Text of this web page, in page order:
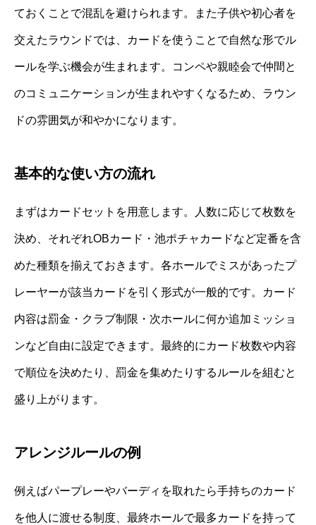
ておくことで混乱を避けられます。また子供や初心者を
交えたラウンドでは、カードを使うことで自然な形でル
ールを学ぶ機会が生まれます。コンペや親睦会で仲間と
のコミュニケーションが生まれやすくなるため、ラウン
ドの雰囲気が和やかになります。
基本的な使い方の流れ
まずはカードセットを用意します。人数に応じて枚数を
決め、それぞれOBカード・池ポチャカードなど定番を含
めた種類を揃えておきます。各ホールでミスがあったプ
レーヤーが該当カードを引く形式が一般的です。カード
内容は罰金・クラブ制限・次ホールに何か追加ミッショ
ンなど自由に設定できます。最終的にカード枚数や内容
で順位を決めたり、罰金を集めたりするルールを組むと
盛り上がります。
アレンジルールの例
例えばパープレーやバーディを取れたら手持ちのカード
を他人に渡せる制度、最終ホールで最多カードを持って